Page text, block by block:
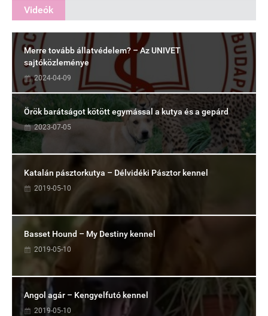
Videók
Merre tovább állatvédelem? – Az UNIVET
sajtóközleménye
2024-04-09
Örök barátságot kötött egymással a kutya és a gepárd
2023-07-05
Katalán pásztorkutya – Délvidéki Pásztor kennel
2019-05-10
Basset Hound – My Destiny kennel
2019-05-10
Angol agár – Kengyelfutó kennel
2019-05-10